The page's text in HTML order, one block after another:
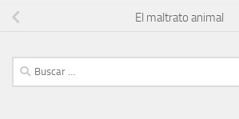
El maltrato animal
Buscar: